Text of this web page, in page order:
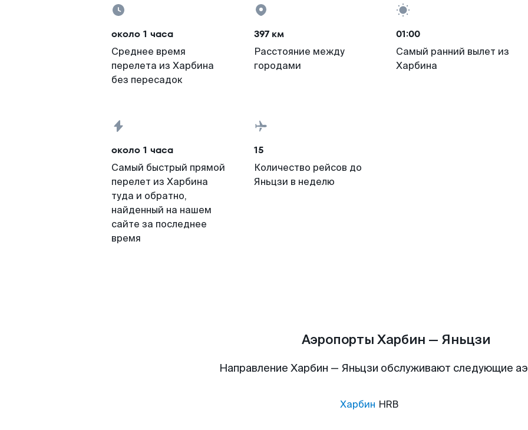
около 1 часа
Среднее время
перелета из Харбина
без пересадок
397 км
Расстояние между
городами
01:00
Самый ранний вылет из
Харбина
около 1 часа
Самый быстрый прямой
перелет из Харбина
туда и обратно,
найденный на нашем
сайте за последнее
время
15
Количество рейсов до
Яньцзи в неделю
Аэропорты Харбин — Яньцзи
Направление Харбин — Яньцзи обслуживают следующие
Харбин HRB